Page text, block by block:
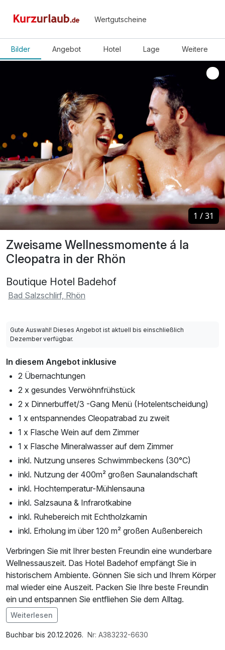
Wertgutscheine
Bilder Angebot Hotel Lage Weitere
Zweisame Wellnessmomente á la
Cleopatra in der Rhön
Boutique Hotel Badehof
Bad Salzschlirf, Rhön
1 /31
1 /31
Gute Auswahl! Dieses Angebot ist aktuell bis einschließlich
Dezember verfügbar.
In diesem Angebot inklusive
2 Übernachtungen
2 x gesundes Verwöhnfrühstück
2 x Dinnerbuffet/3 -Gang Menü (Hotelentscheidung)
1 x entspannendes Cleopatrabad zu zweit
1 x Flasche Wein auf dem Zimmer
1 x Flasche Mineralwasser auf dem Zimmer
inkl. Nutzung unseres Schwimmbeckens (30°C)
inkl. Nutzung der 400m² großen Saunalandschaft
inkl. Hochtemperatur-Mühlensauna
inkl. Salzsauna & Infrarotkabine
inkl. Ruhebereich mit Echtholzkamin
inkl. Erholung im über 120 m² großen Außenbereich
Verbringen Sie mit Ihrer besten Freundin eine wunderbare
Wellnessauszeit. Das Hotel Badehof empfängt Sie in
historischem Ambiente. Gönnen Sie sich und Ihrem Körper
mal wieder eine Auszeit. Packen Sie Ihre beste Freundin
ein und entspannen Sie entfliehen Sie dem Alltag.
Im Angebot enthalten
1 Flasche Mineralwasser, Saunabenutzung, Saunatuch,
Weiterlesen
Buchbar bis 20.12.2026. Nr: A383232-6630